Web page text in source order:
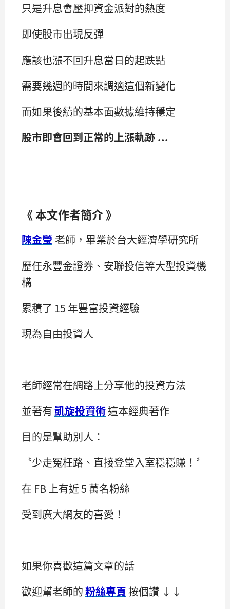
只是升息會壓抑資金派對的熱度
即使股市出現反彈
應該也漲不回升息當日的起跌點
需要幾週的時間來調適這個新變化
而如果後續的基本面數據維持穩定
股市即會回到正常的上漲軌跡 ...
《 本文作者簡介 》
陳金瑩 老師，畢業於台大經濟學研究所
歷任永豐金證券、安聯投信等大型投資機
構
累積了 15 年豐富投資經驗
現為自由投資人
老師經常在網路上分享他的投資方法
並著有凱旋投資術這本經典著作
目的是幫助別人：
〝少走冤枉路、直接登堂入室穩穩賺！〞
在 FB 上有近 5 萬名粉絲
受到廣大網友的喜愛！
如果你喜歡這篇文章的話
歡迎幫老師的粉絲專頁按個讚 ↓↓